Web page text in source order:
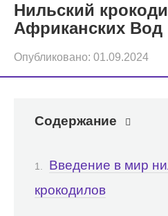
Нильский
Африканских Вод
Опубликовано: 01.09.2024
Содержание
Введение в мир
крокодилов